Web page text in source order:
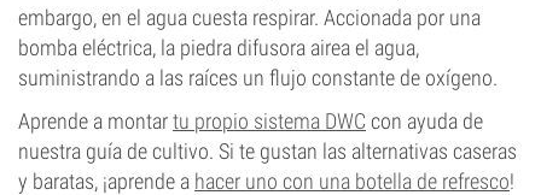
embargo, en el agua cuesta respirar. Accionada por una
bomba eléctrica, la piedra difusora airea el agua,
suministrando a las raíces un flujo constante de oxígeno.
Aprende a montartu propio sistema DWC con ayuda de
nuestra guía de cultivo. Si te gustan las alternativas caseras
y baratas, ¡aprende a hacer uno con una botella de refresco!